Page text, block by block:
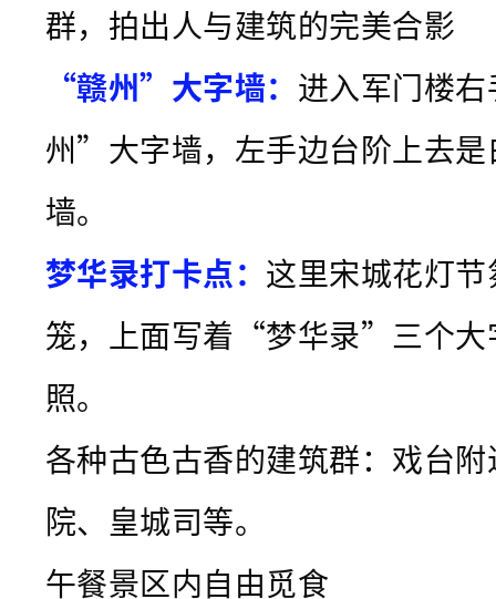
群，拍出人与建筑的完美合影
“赣州”大字墙： 进入军门楼
州”大字墙，左手边台阶上去
墙。
梦华录打卡点： 这里宋城花灯
笼，上面写着“梦华录”三个大
照。
各种古色古香的建筑群：戏台
院、皇城司等。
午餐景区内自由觅食